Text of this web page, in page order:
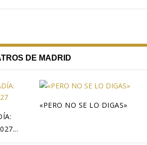
DE MADRID
«PERO NO SE LO DIGAS»